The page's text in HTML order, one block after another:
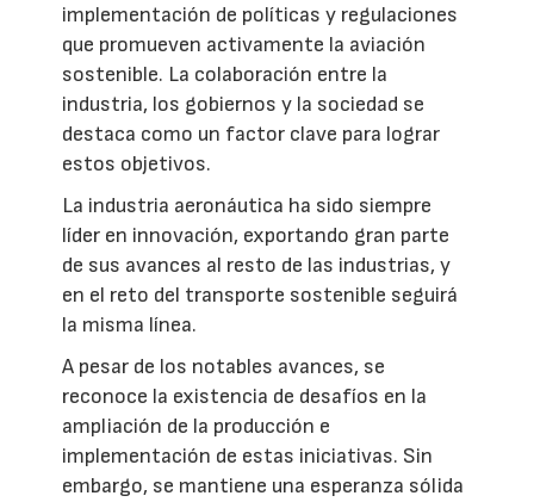
implementación de políticas y regulaciones
que promueven activamente la aviación
sostenible. La colaboración entre la
industria, los gobiernos y la sociedad se
destaca como un factor clave para lograr
estos objetivos.
La industria aeronáutica ha sido siempre
líder en innovación, exportando gran parte
de sus avances al resto de las industrias, y
en el reto del transporte sostenible seguirá
la misma línea.
A pesar de los notables avances, se
reconoce la existencia de desafíos en la
ampliación de la producción e
implementación de estas iniciativas. Sin
embargo, se mantiene una esperanza sólida